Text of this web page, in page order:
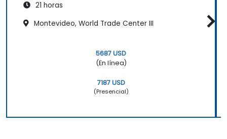
21 horas
Montevideo, World Trade Center III
5687 USD
(En línea)
7187 USD
(Presencial)